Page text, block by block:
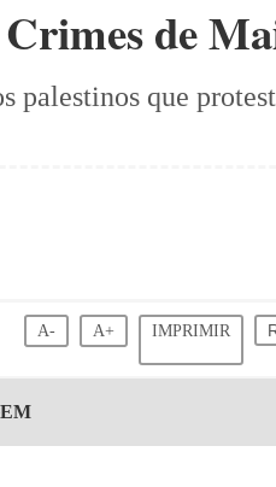
de
palestinos que
A- A+ IMPRIMIR